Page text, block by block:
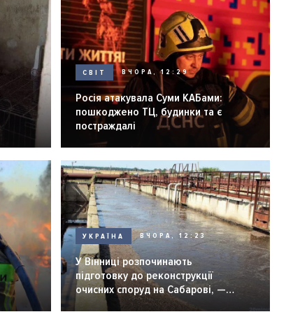
СВІТ ВЧОРА, 12:29
Росія атакувала Суми КАБами:
пошкоджено ТЦ, будинки та є
постраждалі
УКРАЇНА ВЧОРА, 12:23
У Вінниці розпочинають
підготовку до реконструкції
очисних споруд на Сабарові, —
мер Вінниці.